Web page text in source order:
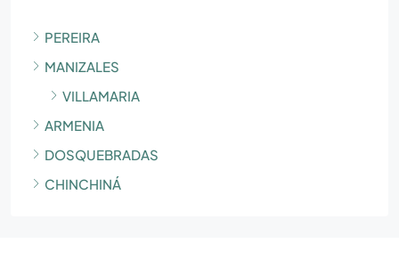
PEREIRA
MANIZALES
VILLAMARIA
ARMENIA
DOSQUEBRADAS
CHINCHINÁ